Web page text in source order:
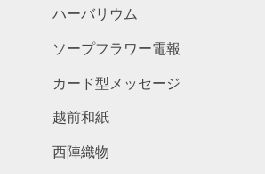
ハーバリウム
ソープフラワー電報
カード型メッセージ
越前和紙
西陣織物